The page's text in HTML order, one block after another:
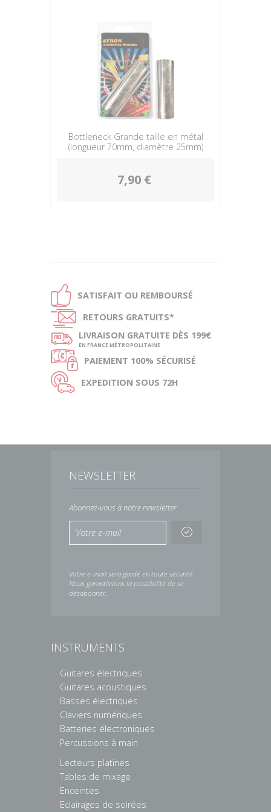
Bottleneck Grande taille en métal
(longueur 70mm, diamètre 25mm)
7,90 €
Ð SATISFAIT OU REMBOURSÉ
Ñ RETOURS GRATUITS*
ø LIVRAISON GRATUITE DÈS 199€
EN FRANCE MÉTROPOLITAINE
Ø PAIEMENT 100% SÉCURISÉ
Ù EXPEDITION SOUS 72H
NEWSLETTER
Abonnez-vous à notre newsletter
Votre e-mail sera gardé en toute sécurité.
Nous garantissons la possibilité de se
désabonner.
INSTRUMENTS
Guitares électriques
Guitares acoustiques
Basses électriques
Claviers numériques
Batteries électroniques
Percussions à main
Lecteurs platines
Tables de mixage
Enceintes
Eclairages de soirées